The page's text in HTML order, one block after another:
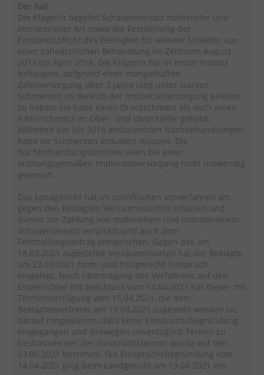
Der Fall:
Die Klägerin begehrt Schadensersatz materieller und
immaterieller Art sowie die Feststellung der
Einstandspflicht des Beklagten für weitere Schäden aus
einer zahnärztlichen Behandlung im Zeitraum August
2013 bis April 2018. Die Klägerin hat in erster Instanz
behauptet, aufgrund einer mangelhaften
Zahnversorgung über 3 Jahre lang unter starken
Schmerzen im Bereich der Implantatversorgung gelitten
zu haben; sie habe einen Druckschmerz als auch einen
Kieferschmerz im Ober- und Unterkiefer gehabt.
Während der bis 2018 andauernden Nachbehandlungen
habe sie Schmerzen erdulden müssen. Die
Nachbehandlungstermine seien bei einer
ordnungsgemäßen Implantatversorgung nicht notwendig
gewesen.
Das Landgericht hat im schriftlichen Vorverfahren am
gegen den Beklagten Versäumnisurteil erlassen und
diesen zur Zahlung von materiellem und immateriellem
Schadensersatz verurteilt und auch dem
Feststellungsantrag entsprochen. Gegen das am
18.03.2021 zugestellte Versäumnisurteil hat der Beklagte
am 23.03.2021 form- und fristgerecht Einspruch
eingelegt. Nach Übertragung des Verfahrens auf den
Einzelrichter mit Beschluss vom 14.04.2021 hat dieser mit
Terminsverfügung vom 15.04.2021, die dem
Beklagtenvertreter am 19.04.2021 zugestellt worden ist,
darauf hingewiesen, dass keine Einspruchsbegründung
eingegangen und deswegen unverzüglich Termin zu
bestimmen sei; der Einspruchstermin wurde auf den
03.05.2021 bestimmt. Die Einspruchsbegründung vom
14.04.2021 ging beim Landgericht am 19.04.2021 ein.